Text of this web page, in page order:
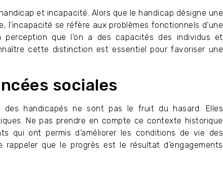
et incapacité. Alors que le handicap désigne une
l’incapacité se réfère aux problèmes fonctionnels d’une
que l’on a des capacités des individus et
cette distinction est essentiel pour favoriser une
sociales
handicapés ne sont pas le fruit du hasard. Elles
Ne pas prendre en compte ce contexte historique
qui ont permis d’améliorer les conditions de vie des
que le progrès est le résultat d’engagements